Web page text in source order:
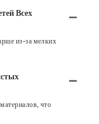
Всех
из-за мелких
что